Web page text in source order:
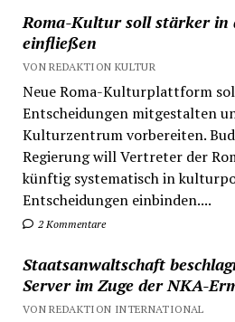
Roma-Kultur soll stärker in
einfließen
VON REDAKTION KULTUR
Neue Roma-Kulturplattform
Entscheidungen mitgestalten
Kulturzentrum vorbereiten.
Regierung will Vertreter der
künftig systematisch in
Entscheidungen einbinden....
2 Kommentare
Staatsanwaltschaft
Server im Zuge der NKA-
VON REDAKTION INTERNATIONAL